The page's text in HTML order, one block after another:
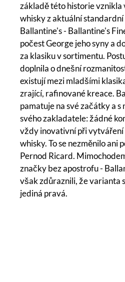
základě této historie
whisky z aktuální
Ballantine's - Ballantine's
počest George jeho syny a
za klasiku v sortimentu.
doplnila o dnešní
existují mezi mladšími
zrající, rafinované kreace.
pamatuje na své začátky a s
svého zakladatele: žádné
vždy inovativní při vytváření
whisky. To se nezměnilo ani
Pernod Ricard.
značky bez apostrofu -
však zdůraznili, že varianta
jediná pravá.